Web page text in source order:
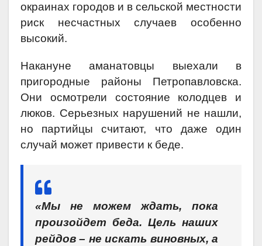
окраинах городов и в сельской местности
риск несчастных случаев особенно
высокий.
Накануне аманатовцы выехали в
пригородные районы Петропавловска.
Они осмотрели состояние колодцев и
люков. Серьезных нарушений не нашли,
но партийцы считают, что даже один
случай может привести к беде.
«Мы не можем ждать, пока
произойдет беда. Цель наших
рейдов – не искать виновных, а